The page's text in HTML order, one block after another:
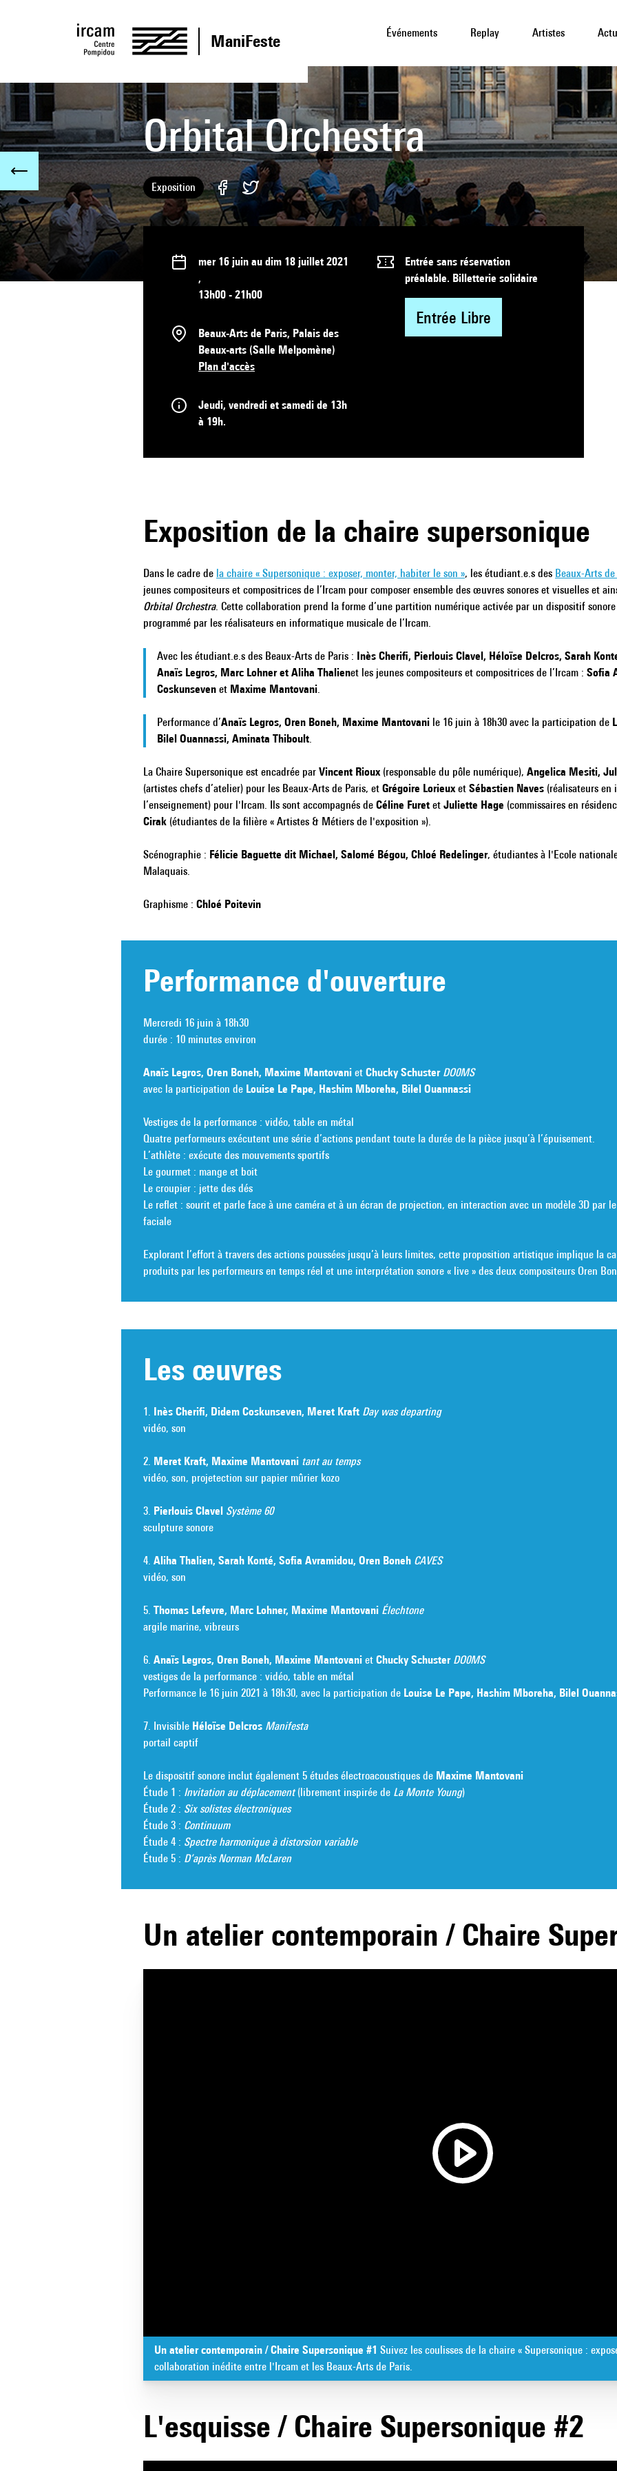
ManiFeste Événements Replay Artistes
Orbital Orchestra
Exposition
mer 16 juin au dim 18 juillet 2021
,
13h00 - 21h00
Beaux-Arts de Paris, Palais des
Beaux-arts (Salle Melpomène)
Plan d'accès
Entrée sans réservation
préalable. Billetterie solidaire
Entrée Libre
Jeudi, vendredi et samedi de 13h
à 19h.
Exposition de la chaire supersonique
Dans le cadre de la chaire « Supersonique : exposer, monter, habiter le son », les étudiant.e.s des Beaux-Arts
jeunes compositeurs et compositrices de l’Ircam pour composer ensemble des œuvres sonores et visuelles et
Orbital Orchestra. Cette collaboration prend la forme d’une partition numérique activée par un dispositif
programmé par les réalisateurs en informatique musicale de l’Ircam.
Avec les étudiant.e.s des Beaux-Arts de Paris : Inès Cherifi, Pierlouis Clavel, Héloïse Delcros, Sarah
Anaïs Legros, Marc Lohner et Aliha Thalienet les jeunes compositeurs et compositrices de l’Ircam : Sofia
Coskunseven et Maxime Mantovani.
Performance d’Anaïs Legros, Oren Boneh, Maxime Mantovani le 16 juin à 18h30 avec la participation de
Bilel Ouannassi, Aminata Thiboult.
La Chaire Supersonique est encadrée par Vincent Rioux(responsable du pôle numérique), Angelica Mesiti,
(artistes chefs d’atelier) pour les Beaux-Arts de Paris, et Grégoire Lorieuxet Sébastien Naves (réalisateurs en
l’enseignement) pour l'Ircam. Ils sont accompagnés de Céline Furet et Juliette Hage (commissaires en
Cirak (étudiantes de la filière « Artistes & Métiers de l'exposition »).
Scénographie : Félicie Baguette dit Michael, Salomé Bégou, Chloé Redelinger, étudiantes à l'Ecole
Malaquais.
Graphisme : Chloé Poitevin
Performance d'ouverture
Mercredi 16 juin à 18h30
durée : 10 minutes environ
Anaïs Legros, Oren Boneh, Maxime Mantovani et Chucky Schuster DO0MS
avec la participation de Louise Le Pape, Hashim Mboreha, Bilel Ouannassi
Vestiges de la performance : vidéo, table en métal
Quatre performeurs exécutent une série d’actions pendant toute la durée de la pièce jusqu’à l’épuisement.
L’athlète : exécute des mouvements sportifs
Le gourmet : mange et boit
Le croupier : jette des dés
Le reflet : sourit et parle face à une caméra et à un écran de projection, en interaction avec un modèle 3D par
faciale
Explorant l’effort à travers des actions poussées jusqu’à leurs limites, cette proposition artistique implique la
produits par les performeurs en temps réel et une interprétation sonore « live » des deux compositeurs Oren
Les œuvres
1. Inès Cherifi, Didem Coskunseven, Meret Kraft Day was departing
vidéo, son
2. Meret Kraft, Maxime Mantovani tant au temps
vidéo, son, projetection sur papier mûrier kozo
3. Pierlouis Clavel Système 60
sculpture sonore
4. Aliha Thalien, Sarah Konté, Sofia Avramidou, Oren Boneh CAVES
vidéo, son
5. Thomas Lefevre, Marc Lohner, Maxime Mantovani Élechtone
argile marine, vibreurs
6. Anaïs Legros, Oren Boneh, Maxime Mantovani et Chucky Schuster DO0MS
vestiges de la performance : vidéo, table en métal
Performance le 16 juin 2021 à 18h30, avec la participation de Louise Le Pape, Hashim Mboreha, Bilel
7. Invisible Héloïse Delcros Manifesta
portail captif
Le dispositif sonore inclut également 5 études électroacoustiques de Maxime Mantovani
Étude 1 : Invitation au déplacement(librement inspirée de La Monte Young)
Étude 2 : Six solistes électroniques
Étude 3 : Continuum
Étude 4 : Spectre harmonique à distorsion variable
Étude 5 : D’après Norman McLaren
Un atelier contemporain / Chaire
Play
Un atelier contemporain / Chaire Supersonique #1 Suivez les coulisses de la chaire « Supersonique :
collaboration inédite entre l'Ircam et les Beaux-Arts de Paris.
L'esquisse / Chaire Supersonique #2